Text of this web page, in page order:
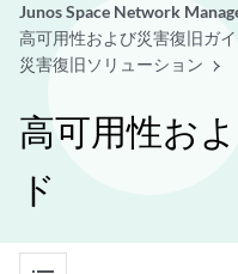
Junos Space Network
高可用性および災害復旧ガイ
災害復旧ソリューション
高可用性お
ド